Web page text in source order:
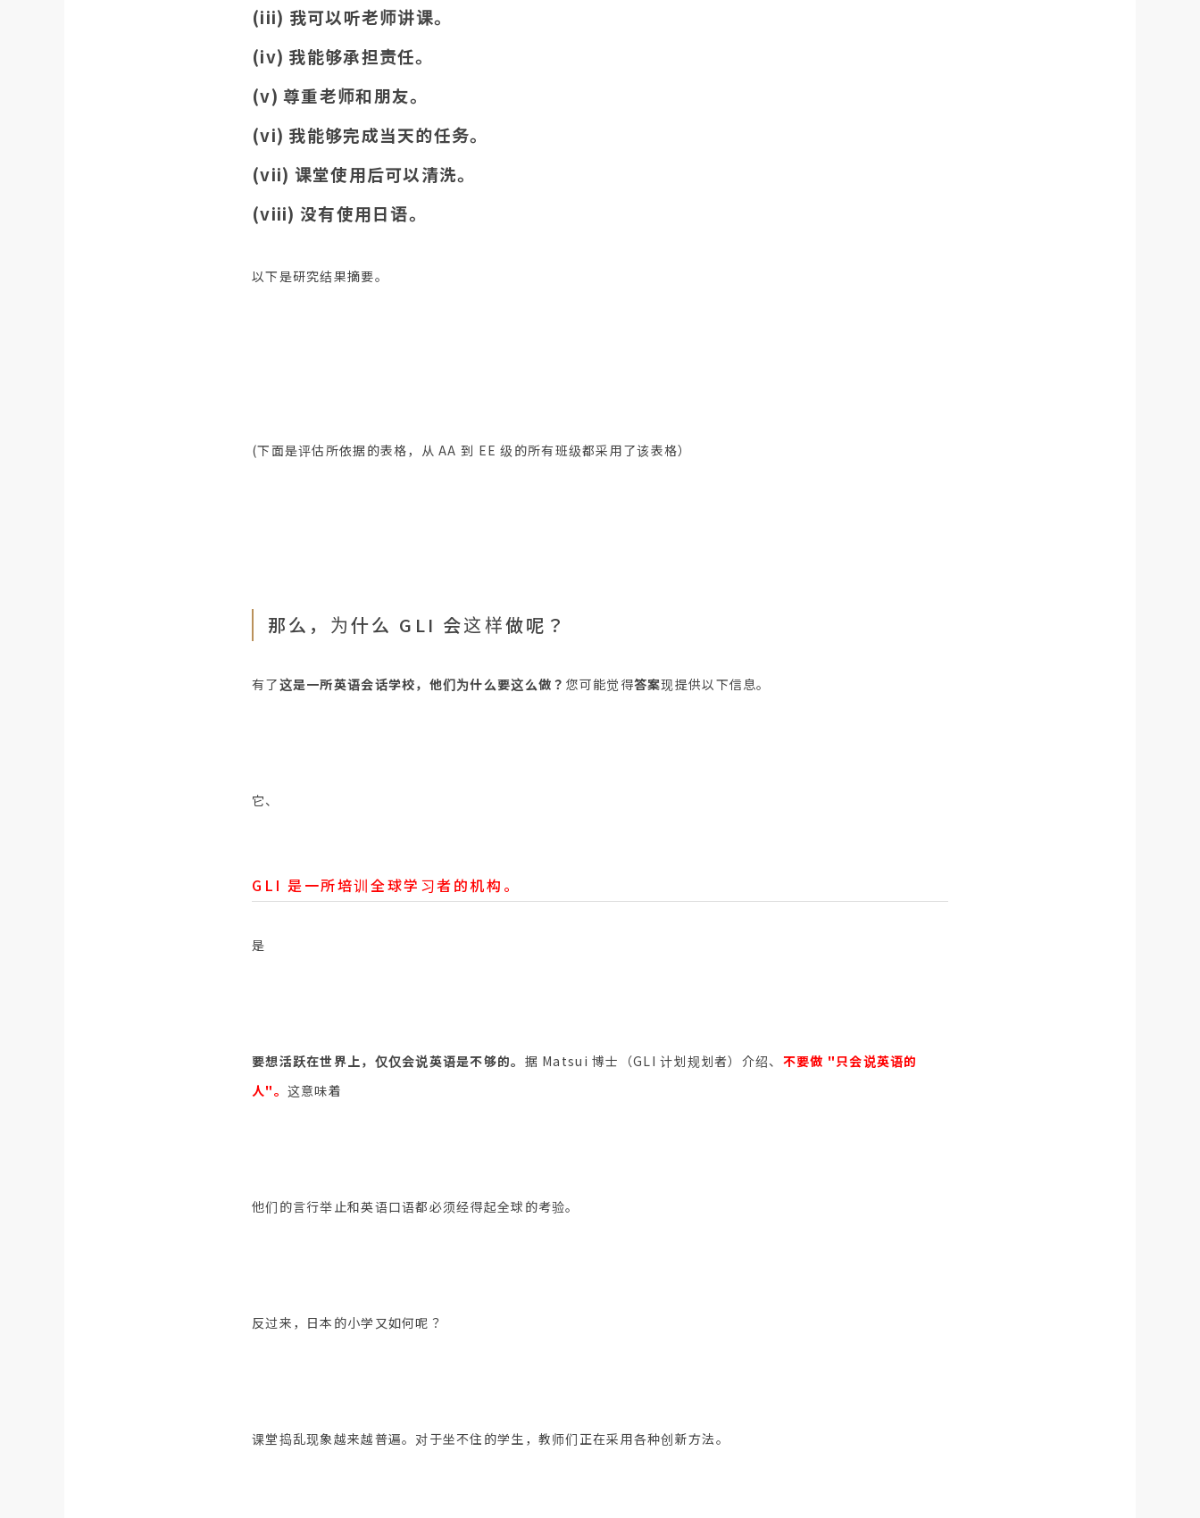
(iii) 我可以听老师讲课。
(iv) 我能够承担责任。
(v) 尊重老师和朋友。
(vi) 我能够完成当天的任务。
(vii) 课堂使用后可以清洗。
(viii) 没有使用日语。
以下是研究结果摘要。
(下面是评估所依据的表格，从 AA 到 EE 级的所有班级都采用了该表格）
那么，为什么 GLI 会这样做呢？
有了这是一所英语会话学校，他们为什么要这么做？ 您可能觉得答案现提供以下信息。
它、
GLI 是一所培训全球学习者的机构。
是
要想活跃在世界上，仅仅会说英语是不够的。 据 Matsui 博士（GLI 计划规划者）介绍、 不要做 "只会说英语的
人"。 这意味着
他们的言行举止和英语口语都必须经得起全球的考验。
反过来，日本的小学又如何呢？
课堂捣乱现象越来越普遍。对于坐不住的学生，教师们正在采用各种创新方法。